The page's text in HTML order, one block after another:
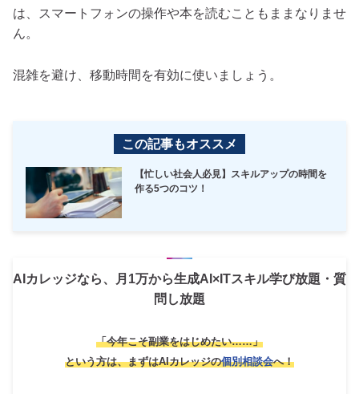
は、スマートフォンの操作や本を読むこともままなりませ
ん。
混雑を避け、移動時間を有効に使いましょう。
この記事もオススメ
【忙しい社会人必見】スキルアップの時間を
作る5つのコツ！
AIカレッジなら、月1万から生成AI×ITスキル学び放題・質
問し放題
「今年こそ副業をはじめたい……」
という方は、まずはAIカレッジの個別相談会へ！